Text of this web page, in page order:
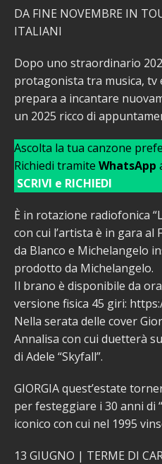
DA FINE NOVEMBRE IN
ITALIANI
Dopo uno straordinario
protagonista tra musica, tv
prepara a incantare
un 2025 ricco di
Ascolta la tua canzone
Richiedi tramite WhatsApp
SCRIVI e RICHIEDI
È in rotazione radiofonica
con cui l’artista è in gara al
da Blanco e Michelangelo
prodotto da Michelangelo.
Il brano è disponibile da
versione fisica 45 giri:
Nella serata delle cover
Annalisa con cui duetterà
di Adele “Skyfall”.
GIORGIA quest’estate
per festeggiare i 30 anni di
iconico con cui nel 1995
13 GIUGNO | TERME DI